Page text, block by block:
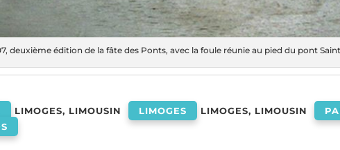
deuxième édition de la fâte des Ponts, avec la foule réunie au pied du pont
LIMOGES, LIMOUSIN LIMOGES LIMOGES, LIMOUSIN